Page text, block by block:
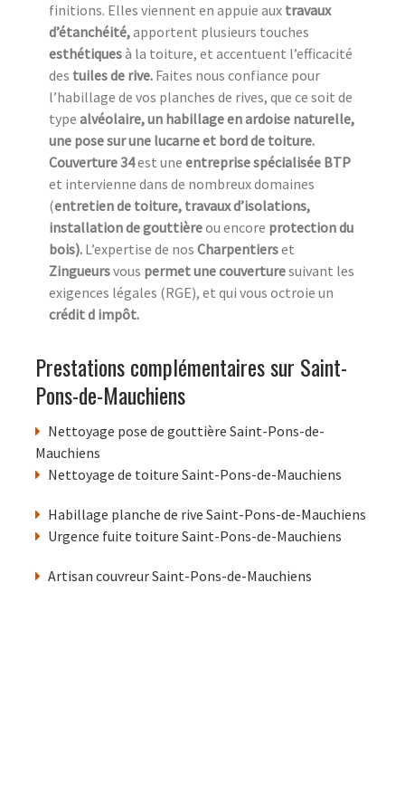
finitions. Elles viennent en appuie aux travaux
d’étanchéité,apportent plusieurs touches
esthétiquesà la toiture, et accentuent l’efficacité
des tuiles de rive. Faites nous confiance pour
l’habillage de vos planches de rives, que ce soit de
type alvéolaire, un habillage en ardoise naturelle,
une pose sur une lucarne et bord de toiture.
Couverture 34est une entreprise spécialisée BTP
et intervienne dans de nombreux domaines
(entretien de toiture, travaux d’isolations,
installation de gouttièreou encore protection du
bois). L’expertise de nos Charpentierset
Zingueursvous permet une couverturesuivant les
exigences légales (RGE), et qui vous octroie un
crédit d impôt.
Prestations complémentaires sur Saint-
Pons-de-Mauchiens
Nettoyage pose de gouttière Saint-Pons-de-
Mauchiens
Nettoyage de toiture Saint-Pons-de-Mauchiens
Habillage planche de rive Saint-Pons-de-Mauchiens
Urgence fuite toiture Saint-Pons-de-Mauchiens
Artisan couvreur Saint-Pons-de-Mauchiens